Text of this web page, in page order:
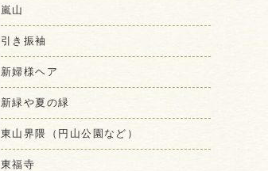
嵐山
引き振袖
新婦様ヘア
新緑や夏の緑
東山界隈（円山公園など）
東福寺